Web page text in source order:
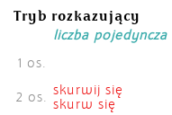
Tryb rozkazujący
liczba pojedyncza
1 os.
2 os. skurwij się
skurw się